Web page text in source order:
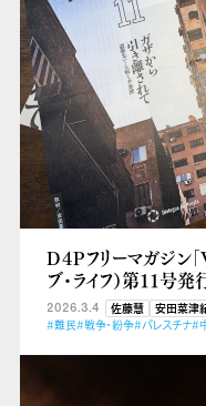
D４Pフリーマガジン
ブ・ライフ）第11号
2026.3.4 佐藤慧 安田菜津
#難民#戦争・紛争#パレスチナ#